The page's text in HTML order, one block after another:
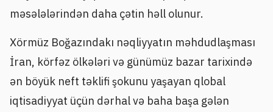
məsələlərindən daha çətin həll olunur.
Xörmüz Boğazındakı nəqliyyatın məhdudlaşması
İran, körfəz ölkələri və günümüz bazar tarixində
ən böyük neft təklifi şokunu yaşayan qlobal
iqtisadiyyat üçün dərhal və baha başa gələn